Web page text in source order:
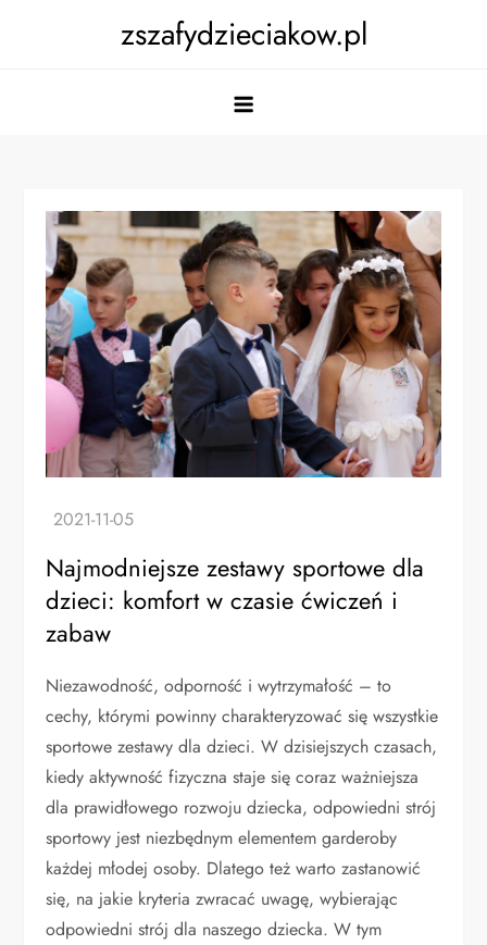
zszafydzieciakow.pl
Najmodniejsze zestawy sportowe dla
dzieci: komfort w czasie ćwiczeń i
zabaw
Niezawodność, odporność i wytrzymałość – to
cechy, którymi powinny charakteryzować się wszystkie
sportowe zestawy dla dzieci. W dzisiejszych czasach,
kiedy aktywność fizyczna staje się coraz ważniejsza
dla prawidłowego rozwoju dziecka, odpowiedni strój
sportowy jest niezbędnym elementem garderoby
każdej młodej osoby. Dlatego też warto zastanowić
się, na jakie kryteria zwracać uwagę, wybierając
odpowiedni strój dla naszego dziecka. W tym